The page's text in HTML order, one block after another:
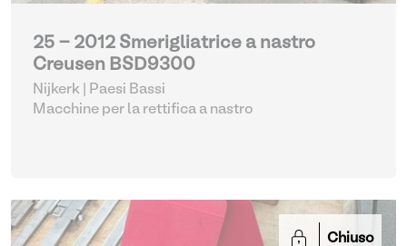
25 - 2012 Smerigliatrice a nastro
Creusen BSD9300
Nijkerk | Paesi Bassi
Macchine per la rettifica a nastro
Chiuso